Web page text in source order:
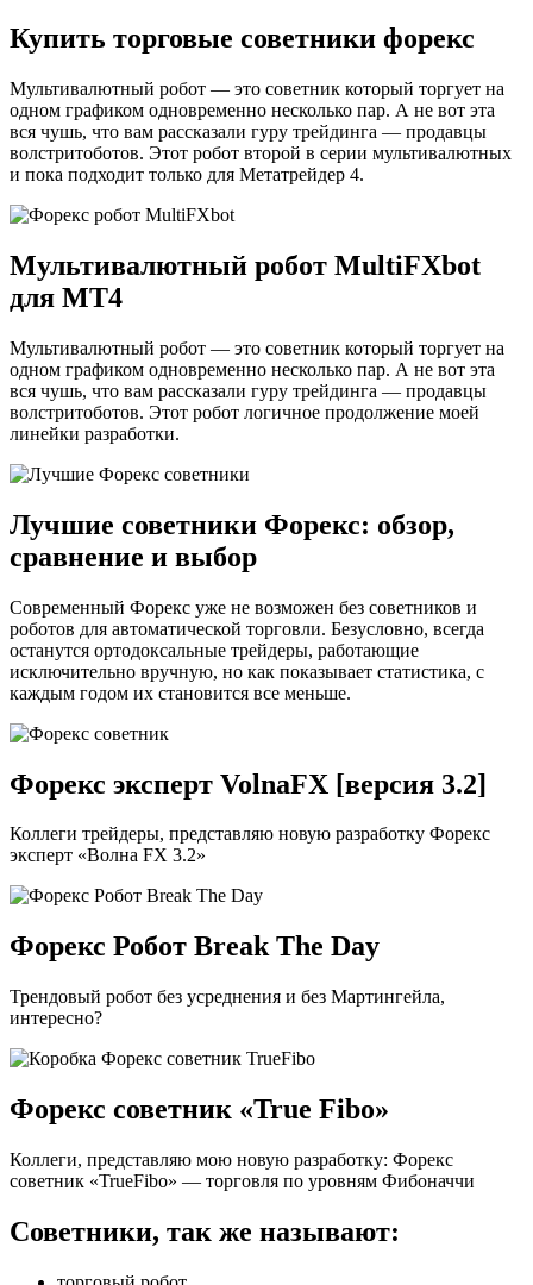
Купить торговые советники форекс
Мультивалютный робот — это советник который торгует на
одном графиком одновременно несколько пар. А не вот эта
вся чушь, что вам рассказали гуру трейдинга — продавцы
волстритоботов. Этот робот второй в серии мультивалютных
и пока подходит только для Метатрейдер 4.
Мультивалютный робот MultiFXbot
для МТ4
Мультивалютный робот — это советник который торгует на
одном графиком одновременно несколько пар. А не вот эта
вся чушь, что вам рассказали гуру трейдинга — продавцы
волстритоботов. Этот робот логичное продолжение моей
линейки разработки.
Лучшие советники Форекс: обзор,
сравнение и выбор
Современный Форекс уже не возможен без советников и
роботов для автоматической торговли. Безусловно, всегда
останутся ортодоксальные трейдеры, работающие
исключительно вручную, но как показывает статистика, с
каждым годом их становится все меньше.
Форекс эксперт VolnaFX [версия 3.2]
Коллеги трейдеры, представляю новую разработку Форекс
эксперт «Волна FX 3.2»
Форекс Робот Break The Day
Трендовый робот без усреднения и без Мартингейла,
интересно?
Форекс советник «True Fibo»
Коллеги, представляю мою новую разработку: Форекс
советник «TrueFibo» — торговля по уровням Фибоначчи
Советники, так же называют: